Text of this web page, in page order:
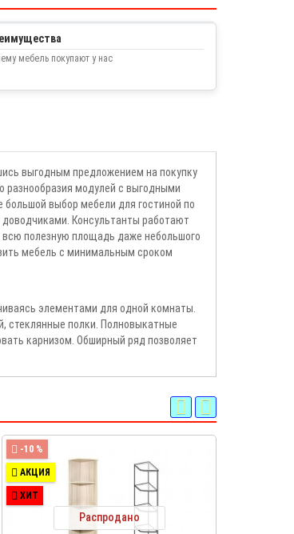
мебель покупают у нас
выгодным предложением на покупку
разнообразия модулей с выгодными
выбор мебели для гостиной по
Консультанты работают
всю полезную площадь даже небольшого
мебель с минимальным сроком
элементами для одной комнаты.
стеклянные полки. Полновыкатные
карнизом. Обширный ряд позволяет
-10 %
АКЦИЯ
ХИТ
Распродано